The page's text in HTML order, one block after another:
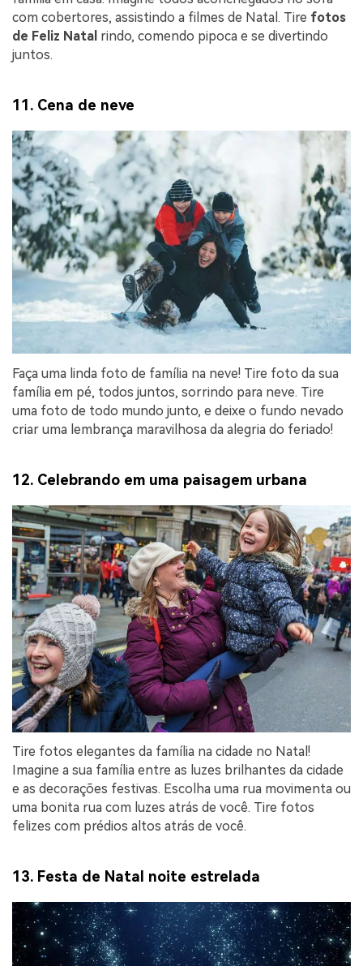
com cobertores, assistindo a filmes de Natal. Tire fotos
de Feliz Natal rindo, comendo pipoca e se divertindo
juntos.
11. Cena de neve
Faça uma linda foto de família na neve! Tire foto da sua
família em pé, todos juntos, sorrindo para neve. Tire
uma foto de todo mundo junto, e deixe o fundo nevado
criar uma lembrança maravilhosa da alegria do feriado!
12. Celebrando em uma paisagem urbana
Tire fotos elegantes da família na cidade no Natal!
Imagine a sua família entre as luzes brilhantes da cidade
e as decorações festivas. Escolha uma rua movimenta ou
uma bonita rua com luzes atrás de você. Tire fotos
felizes com prédios altos atrás de você.
13. Festa de Natal noite estrelada
IA sem limites.
100% grátis!